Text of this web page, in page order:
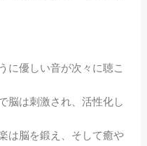
に優しい音が次々に聴こ
脳は刺激され、活性化し
は脳を鍛え、そして癒や